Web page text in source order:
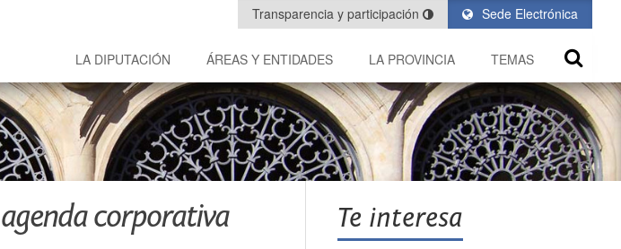
Sede Electrónica
Transparencia y participación
LA DIPUTACIÓN ÁREAS Y ENTIDADES LA PROVINCIA TEMAS
corporativa Te interesa